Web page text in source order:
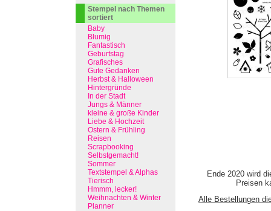
Ende 2020 wird
Preisen
Alle Bestellungen
Stempel nach Themen
sortiert
Baby
Blumig
Fantastisch
Geburtstag
Grafisches
Gute Gedanken
Herbst & Halloween
Hintergründe
In der Stadt
Jungs & Männer
kleine & große Kinder
Liebe & Hochzeit
Ostern & Frühling
Reisen
Scrapbooking
Selbstgemacht!
Sommer
Textstempel & Alphas
Tierisch
Hmmm, lecker!
Weihnachten & Winter
Planner